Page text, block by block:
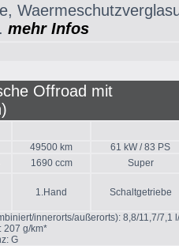
mehr Infos
Offroad mit
49500 km 61 kW / 83 PS
1690 ccm Super
1.Hand Schaltgetriebe
innerorts/außerorts): 8,8/11,7/7,1
207 g/km*
G